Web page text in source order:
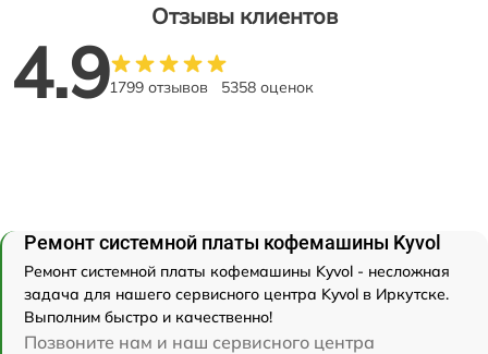
Отзывы клиентов
4.91799 отзывов 5358 оценок
Ремонт системной платы кофемашины Kyvol
Ремонт системной платы кофемашины Kyvol - несложная
задача для нашего сервисного центра Kyvol в Иркутске.
Выполним быстро и качественно!
Позвоните нам и наш сервисного центра